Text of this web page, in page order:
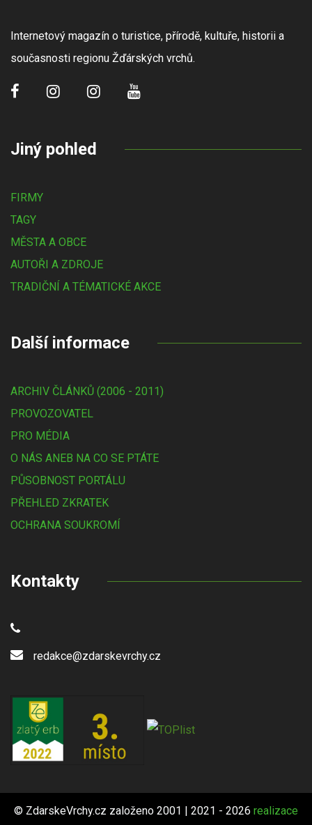
Internetový magazín o turistice, přírodě, kultuře, historii a
současnosti regionu Žďárských vrchů.
Jiný pohled
FIRMY
TAGY
MĚSTA A OBCE
AUTOŘI A ZDROJE
TRADIČNÍ A TÉMATICKÉ AKCE
Další informace
ARCHIV ČLÁNKŮ (2006 - 2011)
PROVOZOVATEL
PRO MÉDIA
O NÁS ANEB NA CO SE PTÁTE
PŮSOBNOST PORTÁLU
PŘEHLED ZKRATEK
OCHRANA SOUKROMÍ
Kontakty
redakce@zdarskevrchy.cz
© ZdarskeVrchy.cz založeno 2001 | 2021 - 2026 realizace